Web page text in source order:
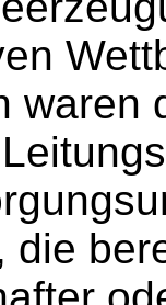
waren
die